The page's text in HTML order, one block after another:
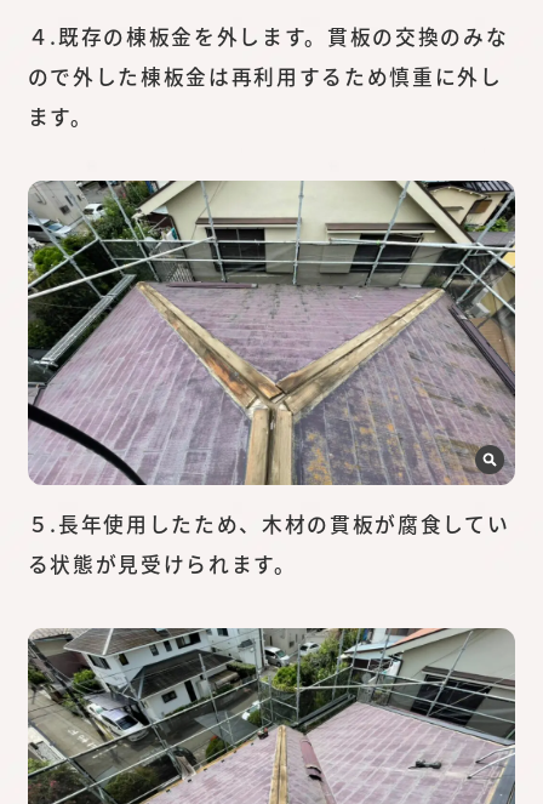
４.既存の棟板金を外します。貫板の交換のみな
ので外した棟板金は再利用するため慎重に外し
ます。
５.長年使用したため、木材の貫板が腐食してい
る状態が見受けられます。